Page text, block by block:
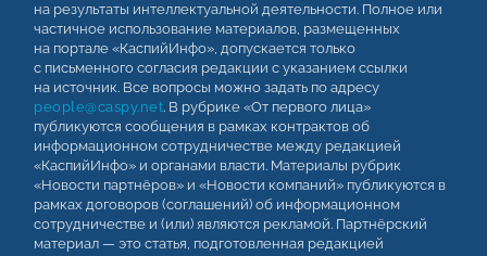
на результаты интеллектуальной деятельности. Полное или
частичное использование материалов, размещенных
на портале «КаспийИнфо», допускается только
с письменного согласия редакции с указанием ссылки
на источник. Все вопросы можно задать по адресу
people@caspy.net. В рубрике «От первого лица»
публикуются сообщения в рамках контрактов об
информационном сотрудничестве между редакцией
«КаспийИнфо» и органами власти. Материалы рубрик
«Новости партнёров» и «Новости компаний» публикуются в
рамках договоров (соглашений) об информационном
сотрудничестве и (или) являются рекламой. Партнёрский
материал — это статья, подготовленная редакцией